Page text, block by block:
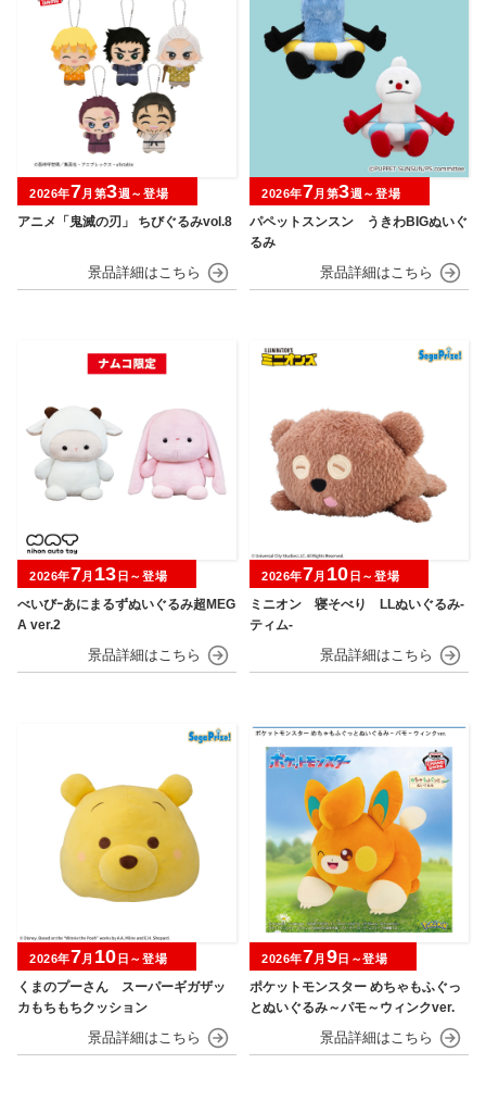
アニメ「鬼滅の刃」 ちびぐるみvol.8
2026年7月第3週～登場
パペットスンスン うきわBIGぬいぐ
るみ
2026年7月第3週～登場
べいびｰあにまるずぬいぐるみ超MEG
A ver.2
2026年7月 13 日～登場
ミニオン 寝そべり LLぬいぐるみ‐
ティム‐
2026年7月 10 日～登場
くまのプーさん スーパーギガザッ
カもちもちクッション
2026年7月 10 日～登場
ポケットモンスター めちゃもふぐっ
とぬいぐるみ～パモ～ウィンクver.
2026年7月 9日～登場